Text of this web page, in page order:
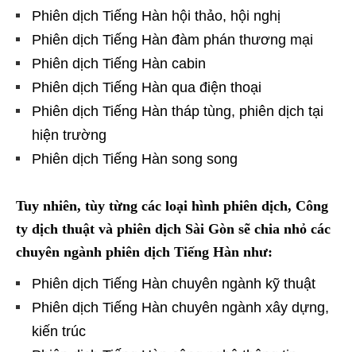
Phiên dịch Tiếng Hàn hội thảo, hội nghị
Phiên dịch Tiếng Hàn đàm phán thương mại
Phiên dịch Tiếng Hàn cabin
Phiên dịch Tiếng Hàn qua điện thoại
Phiên dịch Tiếng Hàn tháp tùng, phiên dịch tại
hiện trường
Phiên dịch Tiếng Hàn song song
Tuy nhiên, tùy từng các loại hình phiên dịch, Công
ty dịch thuật và phiên dịch Sài Gòn sẽ chia nhỏ các
chuyên ngành phiên dịch Tiếng Hàn như:
Phiên dịch Tiếng Hàn chuyên ngành kỹ thuật
Phiên dịch Tiếng Hàn chuyên ngành xây dựng,
kiến trúc